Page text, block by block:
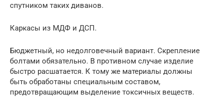
спутником таких диванов.
Каркасы из МДФ и ДСП.
Бюджетный, но недолговечный вариант. Скрепление
болтами обязательно. В противном случае изделие
быстро расшатается. К тому же материалы должны
быть обработаны специальным составом,
предотвращающим выделение токсичных веществ.